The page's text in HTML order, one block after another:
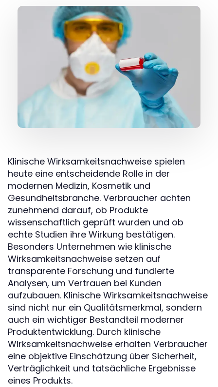
Klinische Wirksamkeitsnachweise spielen
heute eine entscheidende Rolle in der
modernen Medizin, Kosmetik und
Gesundheitsbranche. Verbraucher achten
zunehmend darauf, ob Produkte
wissenschaftlich geprüft wurden und ob
echte Studien ihre Wirkung bestätigen.
Besonders Unternehmen wie klinische
Wirksamkeitsnachweise setzen auf
transparente Forschung und fundierte
Analysen, um Vertrauen bei Kunden
aufzubauen. Klinische Wirksamkeitsnachweise
sind nicht nur ein Qualitätsmerkmal, sondern
auch ein wichtiger Bestandteil moderner
Produktentwicklung. Durch klinische
Wirksamkeitsnachweise erhalten Verbraucher
eine objektive Einschätzung über Sicherheit,
Verträglichkeit und tatsächliche Ergebnisse
eines Produkts.